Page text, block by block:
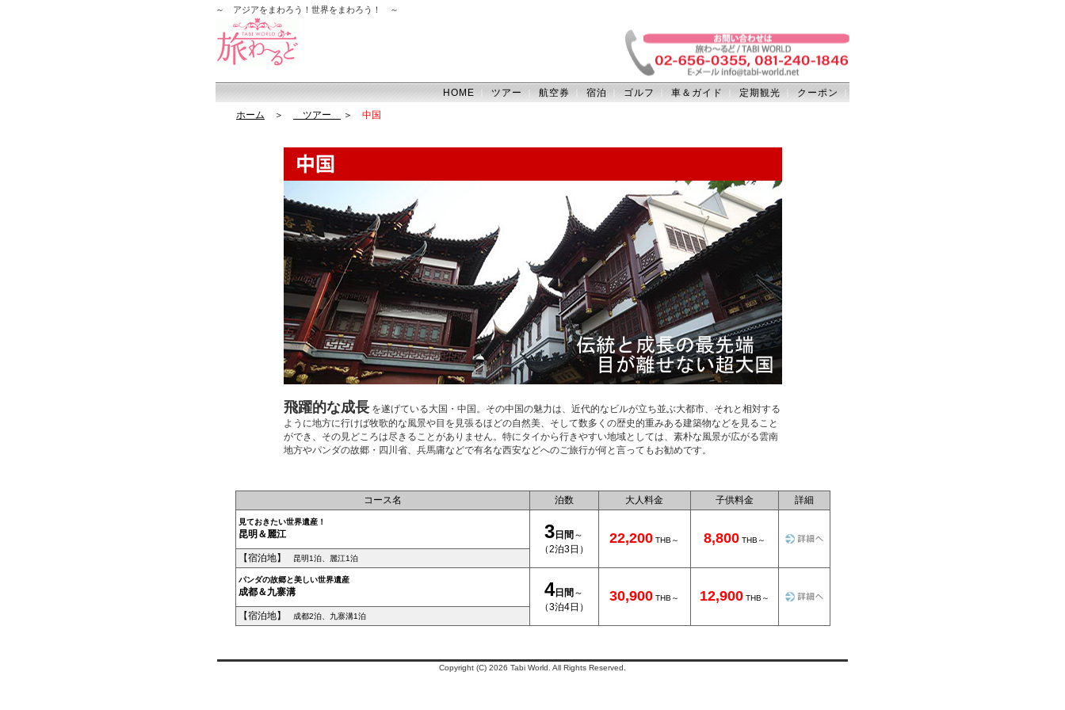
～ アジアをまわろう！世界をまわろう！ ～
HOME ツアー 航空券 宿泊 ゴルフ 車＆ガイド 定期観光 クーポン
ホーム ＞ ツアー ＞ 中国
飛躍的な成長を遂げている大国・中国。その中国の魅力は、近代的なビルが立ち並ぶ大都市、それと相対する
ように地方に行けば牧歌的な風景や目を見張るほどの自然美、そして数多くの歴史的重みある建築物などを見ること
ができ、その見どころは尽きることがありません。特にタイから行きやすい地域としては、素朴な風景が広がる雲南
地方やパンダの故郷・四川省、兵馬庸などで有名な西安などへのご旅行が何と言ってもお勧めです。
コース名 泊数 大人料金 子供料金 詳細
見ておきたい世界遺産！
昆明＆麗江 3日間 ～
（2泊3日）
22,200 THB～ 8,800 THB～
【宿泊地】 昆明1泊、麗江1泊
パンダの故郷と美しい世界遺産
成都＆九寨溝 4日間 ～
（3泊4日）
30,900 THB～ 12,900 THB～
【宿泊地】 成都2泊、九寨溝1泊
Copyright (C) 2026 Tabi World. All Rights Reserved.